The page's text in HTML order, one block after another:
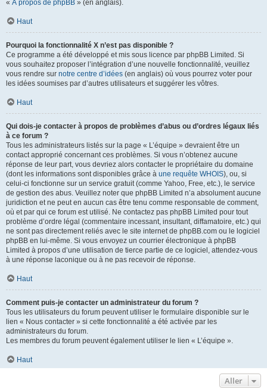
« À propos de phpBB » (en anglais).
Haut
Pourquoi la fonctionnalité X n’est pas disponible ?
Ce programme a été développé et mis sous licence par phpBB Limited. Si
vous souhaitez proposer l’intégration d’une nouvelle fonctionnalité, veuillez
vous rendre sur notre centre d’idées (en anglais) où vous pourrez voter pour
les idées soumises par d’autres utilisateurs et suggérer les vôtres.
Haut
Qui dois-je contacter à propos de problèmes d’abus ou d’ordres légaux liés
à ce forum ?
Tous les administrateurs listés sur la page « L’équipe » devraient être un
contact approprié concernant ces problèmes. Si vous n’obtenez aucune
réponse de leur part, vous devriez alors contacter le propriétaire du domaine
(dont les informations sont disponibles grâce à une requête WHOIS), ou, si
celui-ci fonctionne sur un service gratuit (comme Yahoo, Free, etc.), le service
de gestion des abus. Veuillez noter que phpBB Limited n’a absolument aucune
juridiction et ne peut en aucun cas être tenu comme responsable de comment,
où et par qui ce forum est utilisé. Ne contactez pas phpBB Limited pour tout
problème d’ordre légal (commentaire incessant, insultant, diffamatoire, etc.) qui
ne sont pas directement reliés avec le site internet de phpBB.com ou le logiciel
phpBB en lui-même. Si vous envoyez un courrier électronique à phpBB
Limited à propos d’une utilisation de tierce partie de ce logiciel, attendez-vous
à une réponse laconique ou à ne pas recevoir de réponse.
Haut
Comment puis-je contacter un administrateur du forum ?
Tous les utilisateurs du forum peuvent utiliser le formulaire disponible sur le
lien « Nous contacter » si cette fonctionnalité a été activée par les
administrateurs du forum.
Les membres du forum peuvent également utiliser le lien « L’équipe ».
Haut
Aller